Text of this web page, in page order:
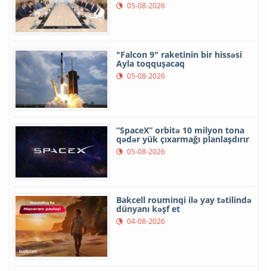
05-08-2026
"Falcon 9" raketinin bir hissəsi
Ayla toqquşacaq
05-08-2026
“SpaceX” orbitə 10 milyon tona
qədər yük çıxarmağı planlaşdırır
05-08-2026
Bakcell rouminqi ilə yay tətilində
dünyanı kəşf et
04-08-2026